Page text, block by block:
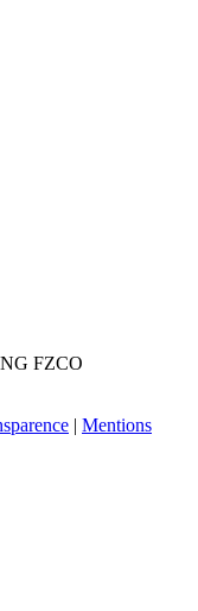
FZCO
| Mentions